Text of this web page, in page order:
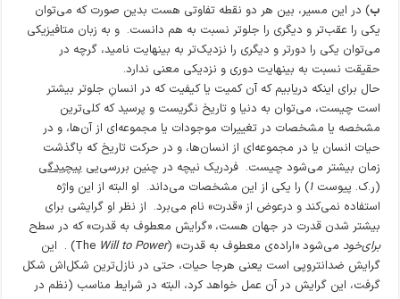
ب) در این مسیر، بین هر دو نقطه تفاوتی هست بدین صورت که می‌توان
یکی را عقب‌تر و دیگری را جلوتر نسبت به هم دانست. و به زبان متافیزیکی
می‌توان یکی را دورتر و دیگری را نزدیک‌تر به بینهایت نامید، گرچه در
حقیقت نسبت به بینهایت دوری و نزدیکی معنی ندارد.
حال برای اینکه دریابیم که آن کمیت یا کیفیت که در انسانِ جلوتر بیشتر
است چیست، می‌توان به دنیا و تاریخ نگریست و پرسید که کلی‌ترین
مشخصه یا مشخصات در تغییرات موجودات یا مجموعه‌ای از آن‌ها، و در
حیات انسان یا در مجموعه‌ای از انسان‌ها، و در حرکت تاریخ که با‌گذشت
زمان بیشتر می‌شود چیست. فردریک نیچه در چنین بررسی‌ییپیچیدگی
(ر.ک. پیوست۱) را یکی از این مشخصات می‌داند. او البته از این واژه
استفاده نمی‌کند و درعوض از «قدرت» نام می‌برد. از نظر او گرایشی برای
بیشتر شدن قدرت در جهان هست، «گرایش معطوف به قدرت» که در سطح
برای‌خود می‌شود «اراده‌ی معطوف به قدرت» (TheWill to Power
) . این
گرایش ضدانتروپی است یعنی هرجا حیات، حتی در نازل‌ترین شکل‌اش شکل
گرفت، این گرایش در آن عمل خواهد کرد، البته در شرایط مناسب (نظم در